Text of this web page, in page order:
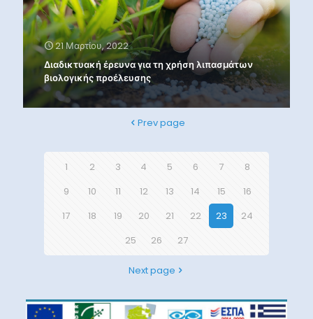
21 Μαρτίου, 2022
Διαδικτυακή έρευνα για τη χρήση λιπασμάτων
βιολογικής προέλευσης
Prev page
1 2 3 4 5 6 7
8
9
10 11 12 13 14 15
16
17
18 19 20 21 22 23
24
25
26 27
Next page